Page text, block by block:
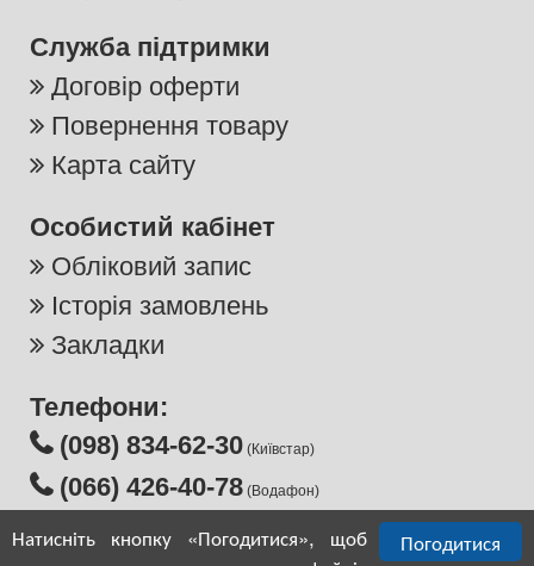
Погодитися
Натисніть кнопку «Погодитися», щоб
Служба підтримки
Договір оферти
Повернення товару
Карта сайту
Особистий кабінет
Обліковий запис
Історія замовлень
Закладки
Телефони:
(098) 834-62-30 (Київстар)
(066) 426‑40‑78 (Водафон)
Написати нам